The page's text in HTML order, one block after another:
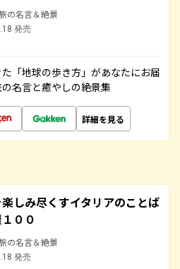
の名言＆絶景
発売
「地球の歩き方」があなたにお届
名言と癒やしの絶景集
詳細を見る
しみ尽くすイタリアのことば
００
の名言＆絶景
発売